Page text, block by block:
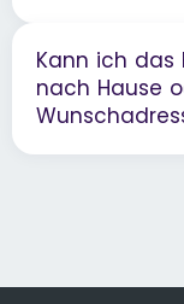
Kann ich das
nach Hause